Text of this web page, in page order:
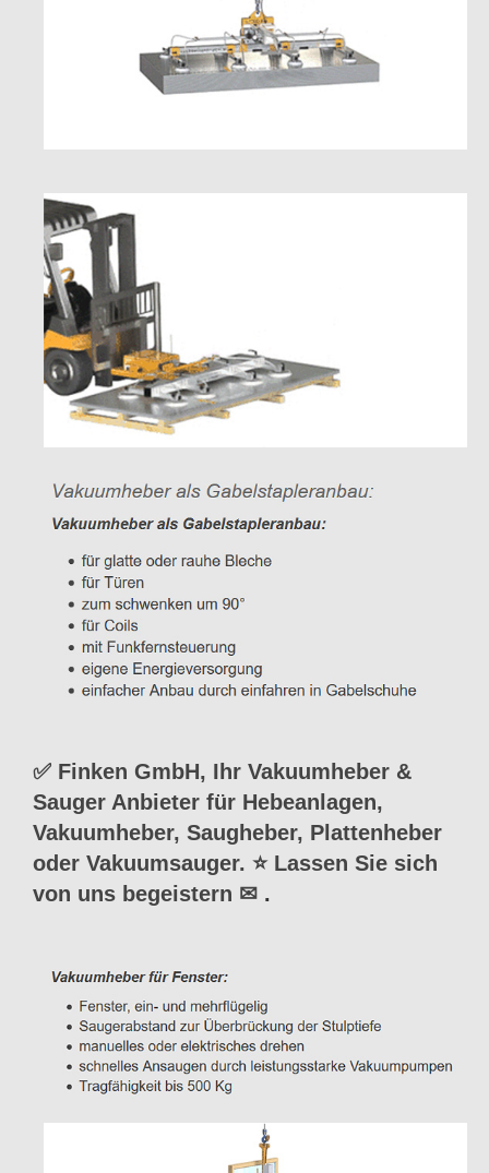
✅ Finken GmbH, Ihr Vakuumheber &
Sauger Anbieter für Hebeanlagen,
Vakuumheber, Saugheber, Plattenheber
oder Vakuumsauger. ⭐ Lassen Sie sich
von uns begeistern ✉ .